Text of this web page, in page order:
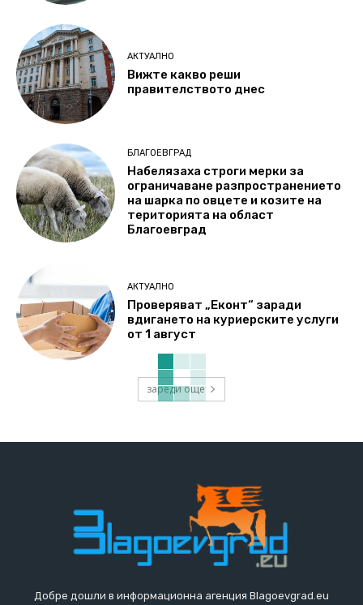
АКТУАЛНО
Вижте какво реши
правителството днес
БЛАГОЕВГРАД
Набелязаха строги мерки за
ограничаване разпространението
на шарка по овцете и козите на
територията на област
Благоевград
АКТУАЛНО
Проверяват „Еконт“ заради
вдигането на куриерските услуги
от 1 август
зареди още
Добре дошли в информационна агенция Blagoevgrad.eu